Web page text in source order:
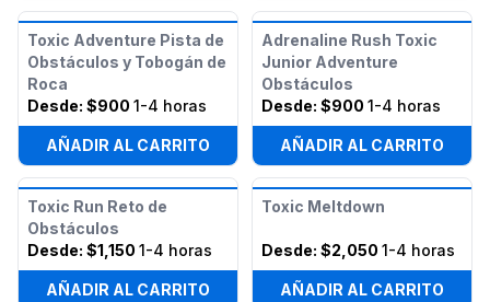
Toxic Adventure Pista de
Obstáculos y Tobogán de
Roca
Desde: $900 1-4 horas
AÑADIR AL CARRITO
Adrenaline Rush Toxic
Junior Adventure
Obstáculos
Desde: $900 1-4 horas
AÑADIR AL CARRITO
Toxic Run Reto de
Obstáculos
Desde: $1,150 1-4 horas
AÑADIR AL CARRITO
Toxic Meltdown
Desde: $2,050 1-4 horas
AÑADIR AL CARRITO